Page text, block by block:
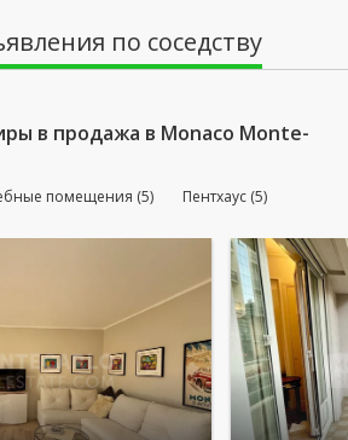
по соседству
в продажа в Monaco Monte-
помещения (5) Пентхаус (5)